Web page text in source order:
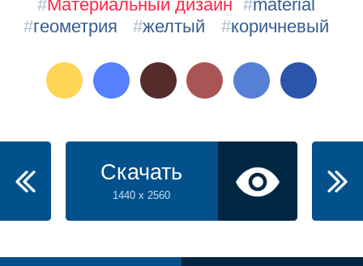
#Материальный дизайн #material
#геометрия #желтый #коричневый
Скачать
1440 x 2560